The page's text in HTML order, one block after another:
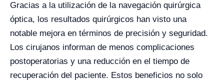
Gracias a la utilización de la navegación quirúrgica
óptica, los resultados quirúrgicos han visto una
notable mejora en términos de precisión y seguridad.
Los cirujanos informan de menos complicaciones
postoperatorias y una reducción en el tiempo de
recuperación del paciente. Estos beneficios no solo